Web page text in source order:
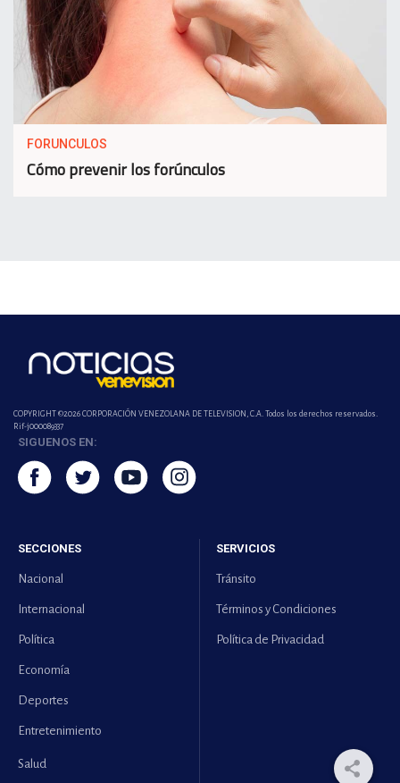
FORUNCULOS
Cómo prevenir los forúnculos
COPYRIGHT ©2026 CORPORACIÓN VENEZOLANA DE TELEVISION, C.A. Todos los derechos reservados.
Rif-j000089337
SIGUENOS EN:
SECCIONES
Nacional
Internacional
Política
Economía
Deportes
Entretenimiento
Salud
SERVICIOS
Tránsito
Términos y Condiciones
Política de Privacidad